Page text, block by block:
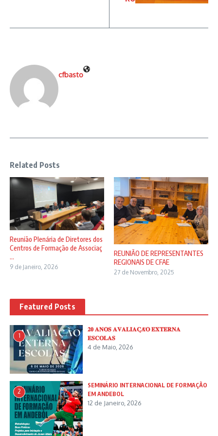
cfbasto
Related Posts
Reunião Plenária de Diretores dos
Centros de Formação de Associaç
...
9 de Janeiro, 2026
REUNIÃO DE REPRESENTANTES
REGIONAIS DE CFAE
27 de Novembro, 2025
Featured Posts
1
𝟐𝟎 𝐀𝐍𝐎𝐒 𝐀𝐕𝐀𝐋𝐈𝐀𝐂̧𝐀̃𝐎 𝐄𝐗𝐓𝐄𝐑𝐍𝐀
𝐄𝐒𝐂𝐎𝐋𝐀𝐒
4 de Maio, 2026
2
SEMINÁRIO INTERNACIONAL DE FORMAÇÃO
EM ANDEBOL
12 de Janeiro, 2026